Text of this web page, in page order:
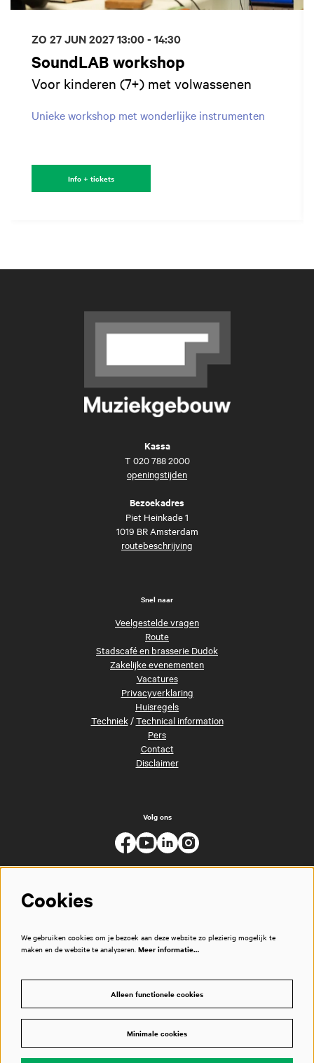
SoundLAB workshop
Voor kinderen (7+) met volwassenen
Unieke workshop met wonderlijke instrumenten
ZO 27 JUN 202713:00 - 14:30
Info + tickets
Kassa
T 020 788 2000
openingstijden
Bezoekadres
Piet Heinkade 1
1019 BR Amsterdam
routebeschrijving
Snel naar
Veelgestelde vragen
Route
Stadscafé en brasserie Dudok
Zakelijke evenementen
Vacatures
Privacyverklaring
Huisregels
Techniek/Technical information
Pers
Contact
Disclaimer
Volg ons
Cookies
We gebruiken cookies om je bezoek aan deze website zo plezierig mogelijk te
maken en de website te analyseren. Meer informatie…
Alleen functionele cookies
Minimale cookies